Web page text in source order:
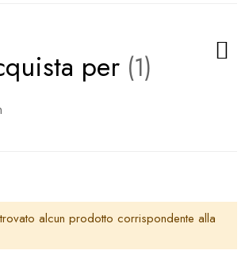
alcun prodotto corrispondente alla
per